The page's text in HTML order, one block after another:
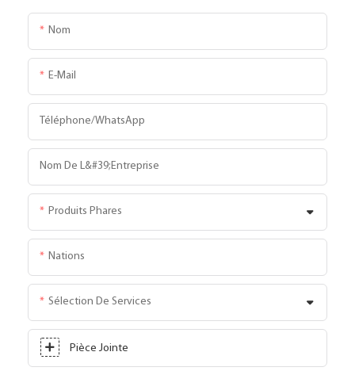
Nom
E-Mail
Téléphone/WhatsApp
Nom De L&#39;entreprise
Produits Phares
Nations
Sélection De Services
Pièce Jointe